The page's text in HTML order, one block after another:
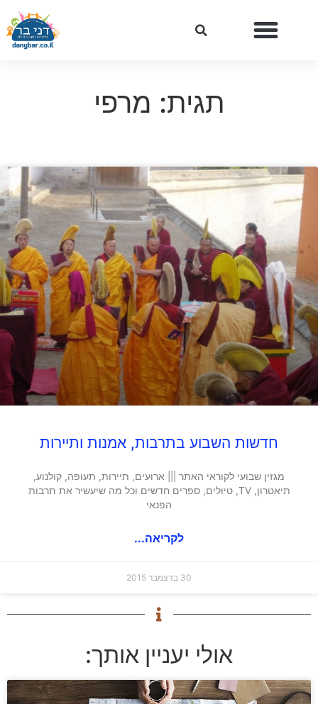
תגית: מרפי
חדשות השבוע בתרבות, אמנות ותיירות
מגזין שבועי לקוראי האתר ||| ארועים, תיירות, תעופה, קולנוע,
תיאטרון, TV, טיולים, ספרים חדשים וכל מה שיעשיר את תרבות
הפנאי
לקריאה...
30 בדצמבר 2015
אולי יעניין אותך: